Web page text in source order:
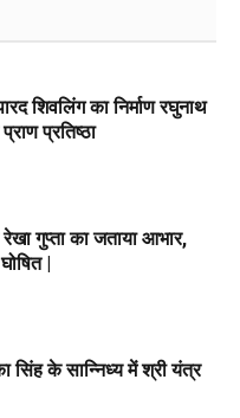
शिवलिंग का निर्माण रघुनाथ
प्रतिष्ठा
गुप्ता का जताया आभार,
|
सिंह के सान्निध्य में श्री यंत्र